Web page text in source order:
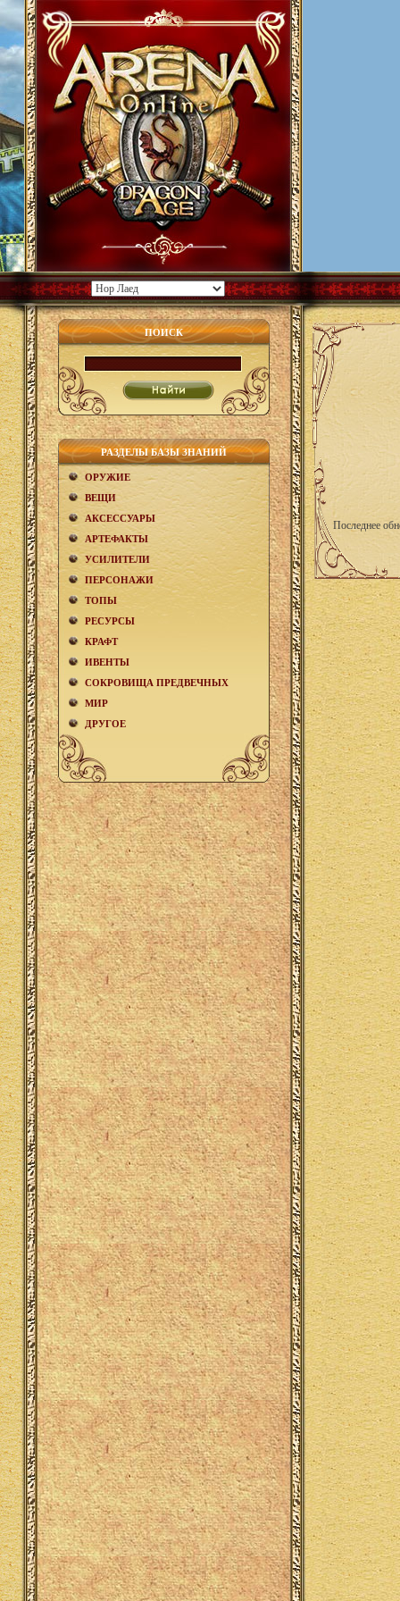
ПОИСК
РАЗДЕЛЫ БАЗЫ ЗНАНИЙ
ОРУЖИЕ
ВЕЩИ
АКCЕСCУАРЫ
АРТЕФАКТЫ
УСИЛИТЕЛИ
ПЕРСОНАЖИ
ТОПЫ
РЕСУРСЫ
КРАФТ
ИВЕНТЫ
СОКРОВИЩА ПРЕДВЕЧНЫХ
МИР
ДРУГОЕ
Последнее